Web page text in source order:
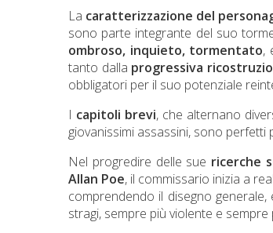
La caratterizzazione del
sono parte integrante del suo
ombroso, inquieto, tormentato,
tanto dalla progressiva
obbligatori per il suo potenziale
I capitoli brevi, che alternano
giovanissimi assassini, sono
Nel progredire delle sue ricerche
Allan Poe, il commissario inizia a
comprendendo il disegno
stragi, sempre più violente e sempre